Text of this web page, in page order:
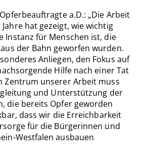
a.D.: „Die Arbeit
hat gezeigt, wie wichtig
Instanz für Menschen ist, die
der Bahn geworfen wurden.
Anliegen, den Fokus auf
Hilfe nach einer Tat
Zentrum unserer Arbeit muss
und Unterstützung der
die bereits Opfer geworden
dass wir die Erreichbarkeit
für die Bürgerinnen und
Westfalen ausbauen